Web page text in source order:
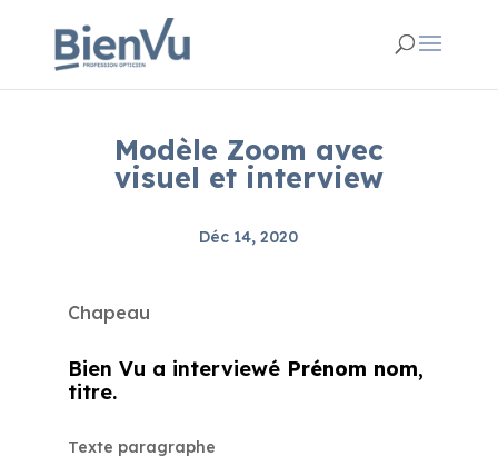
Modèle Zoom avec
visuel et interview
Déc 14, 2020
Chapeau
Bien Vu a interviewé Prénom nom,
titre.
Texte paragraphe